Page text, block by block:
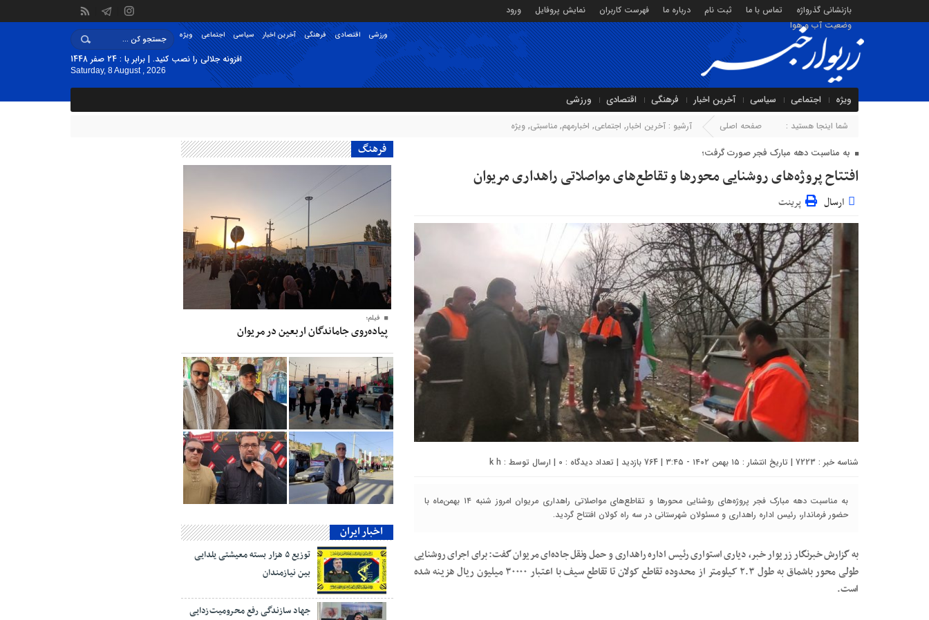
بازنشانی گذرواژه تماس با ما ثبت نام درباره ما فهرست کاربران نمایش پروفایل
ورود
وضعیت آب و هوا
ویژه اجتماعی سیاسی آخرین اخبار فرهنگی اقتصادی ورزشی
افزونه جلالی را نصب کنید. | برابر با : 24 صفر 1448
Saturday, 8 August , 2026
ویژه اجتماعی سیاسی آخرین اخبار فرهنگی اقتصادی ورزشی
شما اینجا هستید : صفحه اصلی آرشیو : آخرین اخبار, اجتماعی, اخبارمهم, مناسبتی, ویژه
به مناسبت دهه مبارک فجر صورت گرفت؛
افتتاح پروژه‌های روشنایی محورها و تقاطع‌های مواصلاتی راهداری مریوان
ارسال پرینت
شناسه خبر : 7223 | تاریخ انتشار : ۱۵ بهمن ۱۴۰۲ - ۳:۴۵ | 764 بازدید | تعداد دیدگاه : 0 | ارسال توسط : k h
به مناسبت دهه مبارک فجر پروژه‌های روشنایی محورها و تقاطع‌های مواصلاتی راهداری مریوان امروز شنبه ۱۴ بهمن‌ماه با
حضور فرماندار، رئیس اداره راهداری و مسئولان شهرستانی در سه راه کولان افتتاح گردید.
به گزارش خبرنگار زریوار خبر، دیاری استواری رئیس اداره راهداری و حمل ونقل جاده‌ای مریوان گفت: برای اجرای روشنایی
طولی محور باشماق به طول ۲.۳ کیلومتر از محدوده تقاطع کولان تا تقاطع سیف با اعتبار ۳۰۰۰۰ میلیون ریال هزینه شده
است.
فرهنگ
فیلم؛
پیاده‌روی جاماندگان اربعین در مریوان
اخبار ایران
توزیع ۵ هزار بسته معیشتی یلدایی
بین نیازمندان
جهاد سازندگی رفع محرومیت‌زدایی